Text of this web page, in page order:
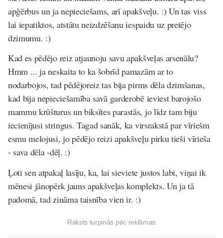
apģērbus un ja nepieciešams, arī apakšveļu. :) Un tas viss
lai iepatiktos, atstātu neizdzēšanu iespaidu uz pretējo
dzimumu. :)
Kad es pēdējo reiz atjaunoju savu apakšveļas arsenālu?
Hmm ... ja neskaita to ka šobrīd pamazām ar to
nodarbojos, tad pēdējoreiz tas bija pirms dēla dzimšanas,
kad bija nepieciešamība savā garderobē ieviest barojošo
mammu krūšturus un biksītes parastās, jo līdz tam biju
iecienījusi stringus. Tagad sanāk, ka virsrakstā par vīriešm
esmu melojusi, jo pēdējo reizi apakšveļu pirku tieši vīrieša
- sava dēla -dēļ. :)
Ļoti sen atpakaļ lasīju, ka, lai sieviete justos labi, viņai ik
mēnesi jānopērk jauns apakšveļas komplekts. Un ja tā
padomā, tad zināma taisnība vien ir. :)
Raksts turpinās pēc reklāmas